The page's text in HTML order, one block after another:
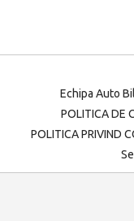
Echipa Auto
POLITICA DE
POLITICA PRIVIND